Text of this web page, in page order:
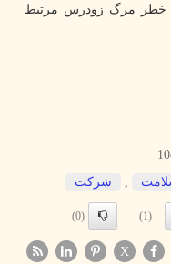
خطر مرگ زودرس مرتبط
, شركت
(1)
(0)
X